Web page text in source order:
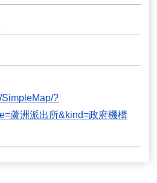
SimpleMap/?
蘆洲派出所&kind=政府機構